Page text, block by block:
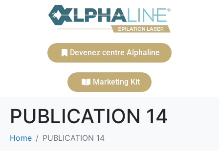
Devenez centre Alphaline
Marketing Kit
PUBLICATION 14
Home PUBLICATION 14